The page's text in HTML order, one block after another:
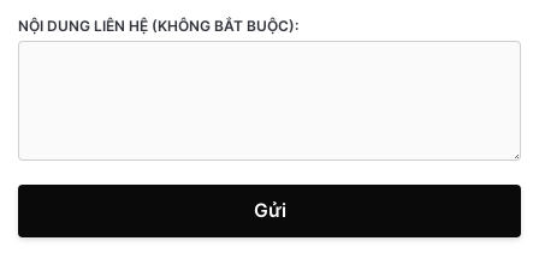
NỘI DUNG LIÊN HỆ (KHÔNG BẮT BUỘC):
Gửi